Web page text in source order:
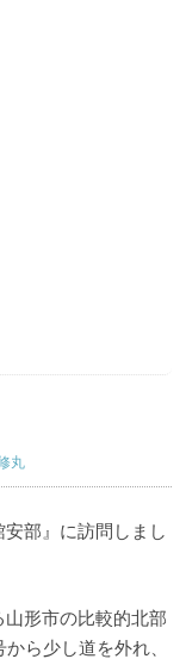
いて
丸
部』に訪問しまし
形市の比較的北部
ら少し道を外れ、